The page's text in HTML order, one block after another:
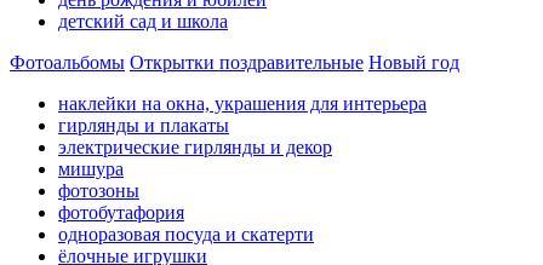
детский сад и школа
Фотоальбомы Открытки поздравительные Новый год
наклейки на окна, украшения для интерьера
гирлянды и плакаты
электрические гирлянды и декор
мишура
фотозоны
фотобутафория
одноразовая посуда и скатерти
ёлочные игрушки